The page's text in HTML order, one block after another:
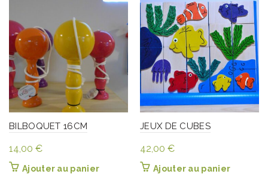
BILBOQUET 16CM
14,00 €
Ajouter au panier
JEUX DE CUBES
42,00 €
Ajouter au panier